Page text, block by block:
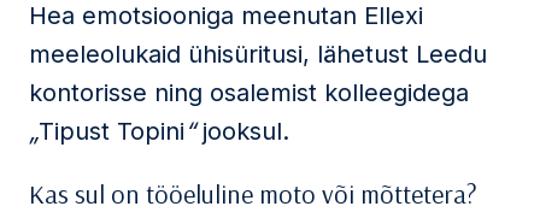
Hea emotsiooniga meenutan Ellexi
meeleolukaid ühisüritusi, lähetust Leedu
kontorisse ning osalemist kolleegidega
„Tipust Topini “jooksul.
Kas sul on tööeluline moto või mõttetera?